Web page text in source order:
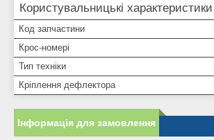
Користувальницькі характеристики
Код запчастини
Крос-номері
Тип техніки
Кріплення дефлектора
Інформація для замовлення